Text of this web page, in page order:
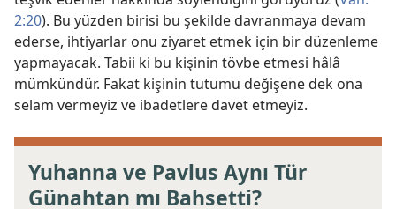
2:20). Bu yüzden birisi bu şekilde davranmaya devam
ederse, ihtiyarlar onu ziyaret etmek için bir düzenleme
yapmayacak. Tabii ki bu kişinin tövbe etmesi hâlâ
mümkündür. Fakat kişinin tutumu değişene dek ona
selam vermeyiz ve ibadetlere davet etmeyiz.
Yuhanna ve Pavlus Aynı Tür
Günahtan mı Bahsetti?